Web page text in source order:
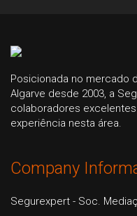
Posicionada no mercado
Algarve desde 2003, a
colaboradores
experiência nesta área.
Company
Segurexpert - Soc.